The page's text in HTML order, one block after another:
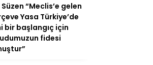
Süzen “Meclis’e gelen
Yasa Türkiye’de
bir başlangıç için
fidesi